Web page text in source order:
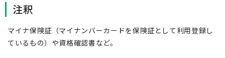
注釈
マイナ保険証（マイナンバーカードを保険証として利用登録し
ているもの）や資格確認書など。